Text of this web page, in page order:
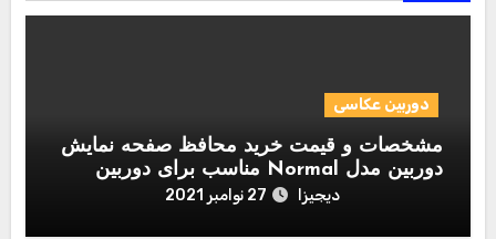
دوربین عکاسی
مشخصات و قیمت خرید محافظ صفحه نمایش
دوربین مدل Normal مناسب برای دوربین
عکاسی نیکون D700دیجیزا 27 نوامبر 2021